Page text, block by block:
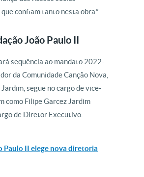
confiam tanto nesta obra.”
João Paulo II
sequência ao mandato 2022-
da Comunidade Canção Nova,
segue no cargo de vice-
como Filipe Garcez Jardim
de Diretor Executivo.
Paulo II elege nova diretoria